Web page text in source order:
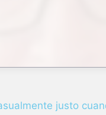
justo